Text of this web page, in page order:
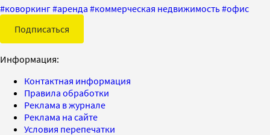
#коворкинг#аренда #коммерческая недвижимость#офис
Подписаться
Информация:
Контактная информация
Правила обработки
Реклама в журнале
Реклама на сайте
Условия перепечатки